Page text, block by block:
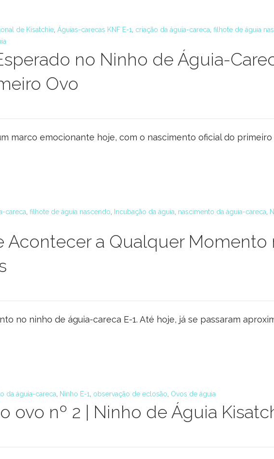
de Kisatchie Águias-carecas KNF E-1 criação da águia-careca filhote de águia
no Ninho de Águia-
Ovo
marco emocionante hoje, com o nascimento oficial do primeiro
careca filhote de águia nascendo Incubação da águia nascimento da águia-careca
Acontecer a Qualquer Momento
no ninho de águia-careca E-1. Até hoje, já se passaram
da águia-careca Ninho E-1 observação de eclosão Ovos de águia
ovo nº 2 | Ninho de Águia